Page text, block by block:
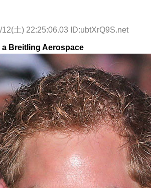
12(土) 22:25:06.03 ID:ubtXrQ9S.net
a Breitling Aerospace